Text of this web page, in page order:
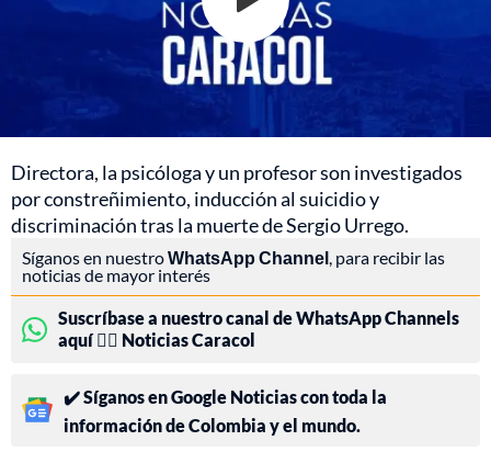
Directora, la psicóloga y un profesor son investigados
por constreñimiento, inducción al suicidio y
discriminación tras la muerte de Sergio Urrego.
Síganos en nuestroWhatsApp Channel , para recibir las
noticias de mayor interés
Suscríbase a nuestro canal de WhatsApp Channels
aquí 👉🏻 Noticias Caracol
✔️ Síganos en Google Noticias con toda la
información de Colombia y el mundo.